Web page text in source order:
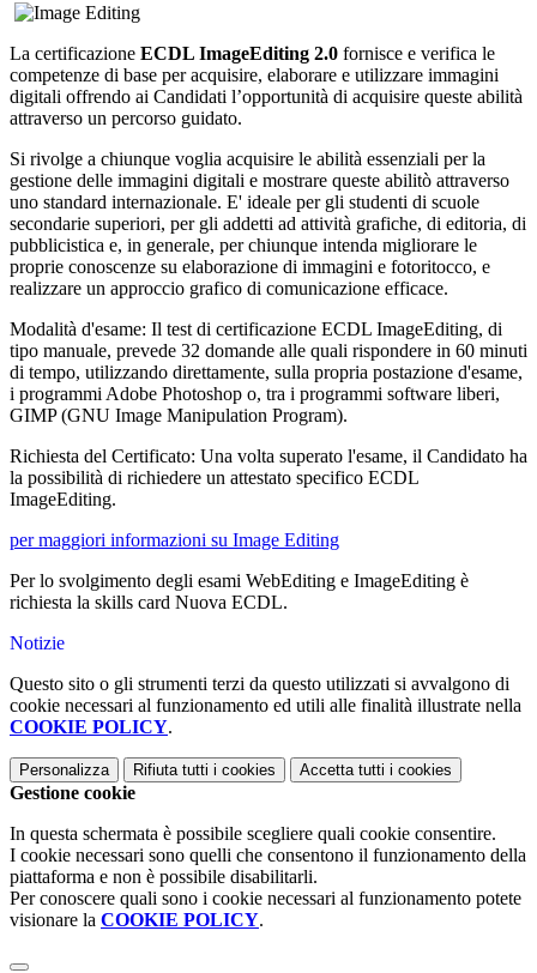
La certificazione ECDL ImageEditing 2.0 fornisce e verifica le
competenze di base per acquisire, elaborare e utilizzare immagini
digitali offrendo ai Candidati l’opportunità di acquisire queste abilità
attraverso un percorso guidato.
Si rivolge a chiunque voglia acquisire le abilità essenziali per la
gestione delle immagini digitali e mostrare queste abilitò attraverso
uno standard internazionale. E' ideale per gli studenti di scuole
secondarie superiori, per gli addetti ad attività grafiche, di editoria, di
pubblicistica e, in generale, per chiunque intenda migliorare le
proprie conoscenze su elaborazione di immagini e fotoritocco, e
realizzare un approccio grafico di comunicazione efficace.
Modalità d'esame: Il test di certificazione ECDL ImageEditing, di
tipo manuale, prevede 32 domande alle quali rispondere in 60 minuti
di tempo, utilizzando direttamente, sulla propria postazione d'esame,
i programmi Adobe Photoshop o, tra i programmi software liberi,
GIMP (GNU Image Manipulation Program).
Richiesta del Certificato: Una volta superato l'esame, il Candidato ha
la possibilità di richiedere un attestato specifico ECDL
ImageEditing.
per maggiori informazioni su Image Editing
Per lo svolgimento degli esami WebEditing e ImageEditing è
richiesta la skills card Nuova ECDL.
Notizie
Questo sito o gli strumenti terzi da questo utilizzati si avvalgono di
cookie necessari al funzionamento ed utili alle finalità illustrate nella
COOKIE POLICY.
Personalizza Rifiuta tutti i cookies Accetta tutti i cookies
Gestione cookie
In questa schermata è possibile scegliere quali cookie consentire.
I cookie necessari sono quelli che consentono il funzionamento della
piattaforma e non è possibile disabilitarli.
Per conoscere quali sono i cookie necessari al funzionamento potete
visionare la COOKIE POLICY.